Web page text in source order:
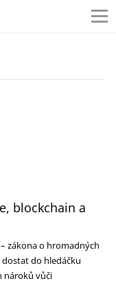
blockchain a
zákona o hromadných
do hledáčku
nároků vůči